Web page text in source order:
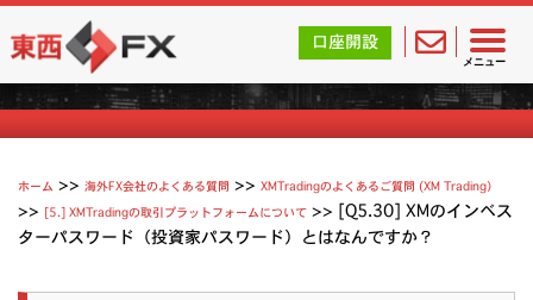
メニュー
東西FX｜海外FX会社（ブローカー）の無料口座開設サポ
口座開設
XMTradingのよくあるご質問
ホーム >>海外FX会社のよくある質問 >>XMTradingのよくあるご質問 (XM Trading）
>> [5.] XMTradingの取引プラットフォームについて >> [Q5.30] XMのインベス
ターパスワード（投資家パスワード）とはなんですか？